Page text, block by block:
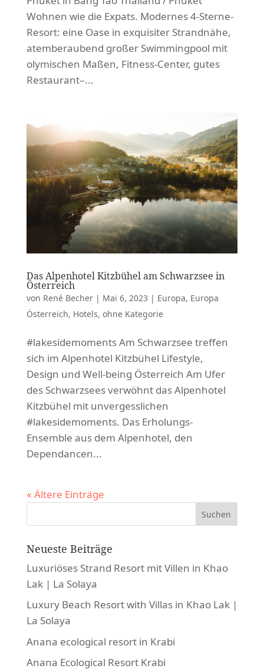
Wohnen wie die Expats. Modernes 4-Sterne-
Resort: eine Oase in exquisiter Strandnähe,
atemberaubend großer Swimmingpool mit
olymischen Maßen, Fitness-Center, gutes
Restaurant–...
Das Alpenhotel Kitzbühel am Schwarzsee in
Österreich
von René Becher| Mai 6, 2023 | Europa, Europa
Österreich, Hotels, ohne Kategorie
#lakesidemoments Am Schwarzsee treffen
sich im Alpenhotel Kitzbühel Lifestyle,
Design und Well-being Österreich Am Ufer
des Schwarzsees verwöhnt das Alpenhotel
Kitzbühel mit unvergesslichen
#lakesidemoments. Das Erholungs-
Ensemble aus dem Alpenhotel, den
Dependancen...
« Ältere Einträge
Neueste Beiträge
Luxuriöses Strand Resort mit Villen in Khao
Lak | La Solaya
Luxury Beach Resort with Villas in Khao Lak |
La Solaya
Anana ecological resort in Krabi
Anana Ecological Resort Krabi